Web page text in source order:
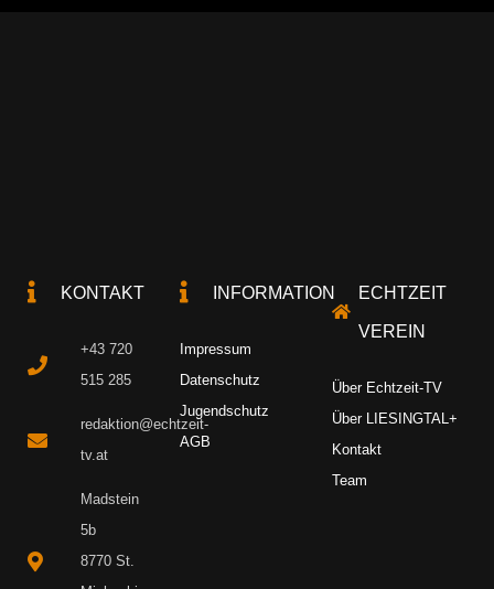
KONTAKT
+43 720
515 285
redaktion@echtzeit-
tv.at
Madstein
5b
8770 St.
INFORMATION
Impressum
Datenschutz
Jugendschutz
AGB
ECHTZEIT
VEREIN
Über Echtzeit-TV
Über LIESINGTAL+
Kontakt
Team